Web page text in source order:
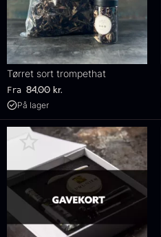
Tørret sort trompethat
Fra 84,00 kr.
På lager